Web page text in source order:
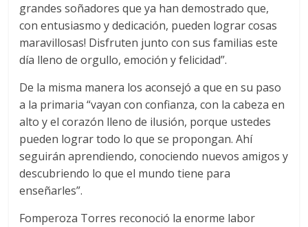
grandes soñadores que ya han demostrado que,
con entusiasmo y dedicación, pueden lograr cosas
maravillosas! Disfruten junto con sus familias este
día lleno de orgullo, emoción y felicidad”.
De la misma manera los aconsejó a que en su paso
a la primaria “vayan con confianza, con la cabeza en
alto y el corazón lleno de ilusión, porque ustedes
pueden lograr todo lo que se propongan. Ahí
seguirán aprendiendo, conociendo nuevos amigos y
descubriendo lo que el mundo tiene para
enseñarles”.
Fomperoza Torres reconoció la enorme labor